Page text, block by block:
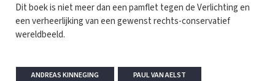
Dit boek is niet meer dan een pamflet tegen de Verlichting en
een verheerlijking van een gewenst rechts-conservatief
wereldbeeld.
ANDREAS KINNEGING
PAUL VAN AELST